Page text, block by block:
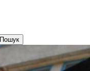
Пошук